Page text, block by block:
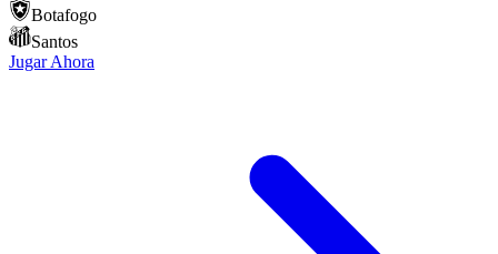
Botafogo
Santos
Jugar Ahora